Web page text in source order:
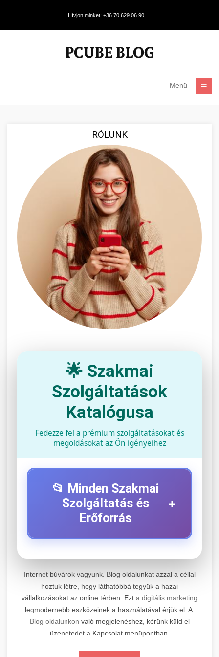
Hívjon minket: +36 70 629 06 90
Menü
RÓLUNK
🌟 Szakmai
Szolgáltatások
Katalógusa
Fedezze fel a prémium szolgáltatásokat és
megoldásokat az Ön igényeihez
📂 Minden Szakmai
Szolgáltatás és
Erőforrás
+
+
Professzionális elektromos roller javítási és
karbantartási szolgáltatások. Szakértő
technikusaink minőségi szervízt nyújtanak
minden jelentős márkához és modellhez.
Szervizközpont Látogatása
📊 2. Online Marketing
Ügynökség
+
Átfogó online marketing szolgáltatások,
beleértve a SEO-t, közösségi média kezelést és
Internet búvárok vagyunk. Blog oldalunkat azzal a céllal
hoztuk létre, hogy láthatóbbá tegyük a hazai
vállalkozásokat az online térben. Ezt a digitális marketing
legmodernebb eszközeinek a használatával érjük el. A
Blog oldalunkon való megjelenéshez, kérünk küld el
üzenetedet a Kapcsolat menüpontban.